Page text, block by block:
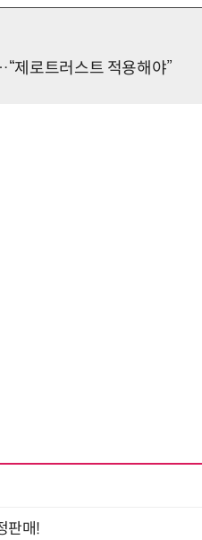
제로트러스트 적용해야”
판매!